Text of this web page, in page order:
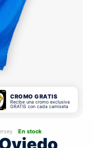
CROMO GRATIS
Recibe una cromo exclusiva
GRATIS con cada camiseta
En stock